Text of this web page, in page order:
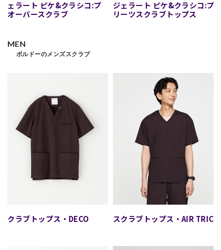
ジェラート ピケ&クラシコ:プ
ルオーバースクラブ
ジェラート ピケ&クラシコ:プ
リーツスクラブトップス
MEN
ボルドーのメンズスクラブ
スクラブトップス・DECO スクラブトップス・AIR TRICO